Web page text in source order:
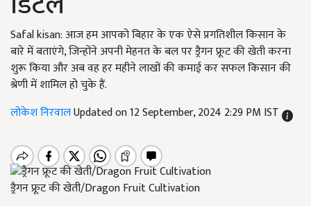
Safal kisan: आज हम आपको बिहार के एक ऐसे प्रगतिशील किसान के
बारे में बताएंगे, जिन्होंने अपनी मेहनत के बल पर ड्रैगन फ्रूट की खेती करना
शुरू किया और अब वह हर महीने लाखों की कमाई कर सफल किसान की
श्रेणी में शामिल हो चुके हैं.
लोकेश निरवालUpdated on 12 September, 2024 2:29 PM IST
ड्रैगन फ्रूट की खेती/Dragon Fruit Cultivation